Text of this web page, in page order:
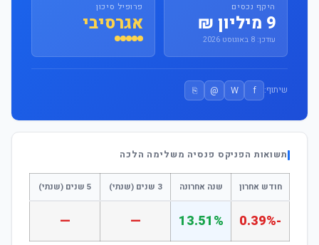
היקף נכסים
9 מיליון ₪
עודכן: 8 באוגוסט 2026
פרופיל סיכון
אגרסיבי
שיתוף: f
W
@
⎘
תשואות הפניקס פנסיה משלימה הלכה
חודש אחרון שנה אחרונה 3 שנים (שנתי) 5 שנים (שנתי)
-0.39%
13.51%
—
—